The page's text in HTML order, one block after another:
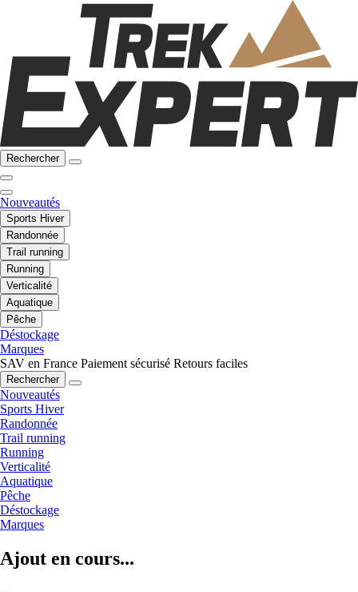
Rechercher
Nouveautés
Sports Hiver
Randonnée
Trail running
Running
Verticalité
Aquatique
Pêche
Déstockage
Marques
SAV en France Paiement sécurisé Retours faciles
Rechercher
Nouveautés
Sports Hiver
Randonnée
Trail running
Running
Verticalité
Aquatique
Pêche
Déstockage
Marques
Ajout en cours...